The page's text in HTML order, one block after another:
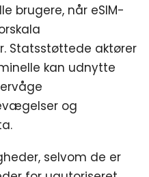
brugere, når eSIM-
Statsstøttede aktører
kan udnytte
og
selvom de er